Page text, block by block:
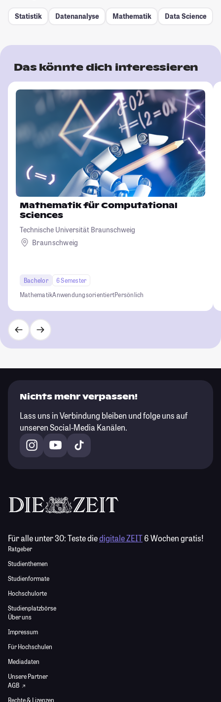
Statistik Datenanalyse Mathematik Data Science
Das könnte dich interessieren
Mathematik für Computational
Sciences
Technische Universität Braunschweig
Braunschweig
Bachelor
6 Semester
MathematikAnwendungsorientiertPersönlich
Nichts mehr verpassen!
Lass uns in Verbindung bleiben und folge uns auf
unseren Social-Media Kanälen.
Für alle unter 30:Teste diedigitale ZEIT6 Wochen gratis!
Ratgeber
Studienthemen
Studienformate
Hochschulorte
Studienplatzbörse
Über uns
Impressum
Für Hochschulen
Mediadaten
Unsere Partner
AGB
Rechte & Lizenzen